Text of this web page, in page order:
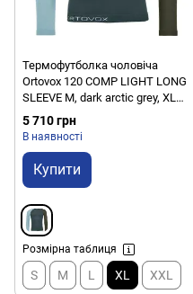
Термофутболка чоловіча
Ortovox 120 COMP LIGHT LONG
SLEEVE M, dark arctic grey, XL
(8554100034)
5 710 грн
В наявності
Купити
Розмірна таблиця
S M L XL XXL